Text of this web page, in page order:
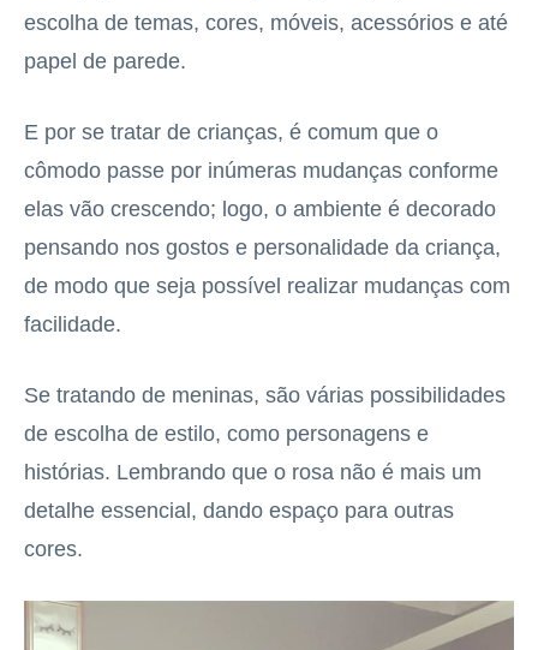
escolha de temas, cores, móveis, acessórios e até
papel de parede.
E por se tratar de crianças, é comum que o
cômodo passe por inúmeras mudanças conforme
elas vão crescendo; logo, o ambiente é decorado
pensando nos gostos e personalidade da criança,
de modo que seja possível realizar mudanças com
facilidade.
Se tratando de meninas, são várias possibilidades
de escolha de estilo, como personagens e
histórias. Lembrando que o rosa não é mais um
detalhe essencial, dando espaço para outras
cores.